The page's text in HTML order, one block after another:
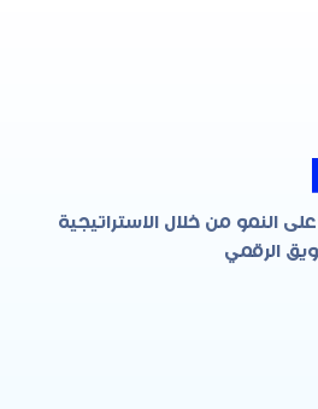
النمو من خلال الاستراتيجية
الرقمي